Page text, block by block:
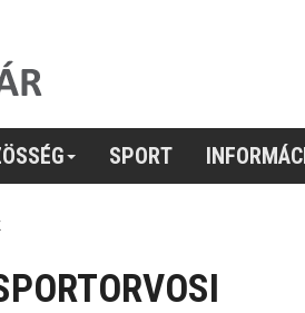
SPORT